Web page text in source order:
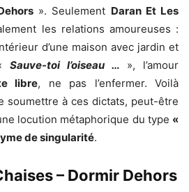
». Seulement Daran Et Les
les relations amoureuses :
d’une maison avec jardin et
Sauve-toi l’oiseau … », l’amour
libre, ne pas l’enfermer. Voilà
soumettre à ces dictats, peut-être
locution métaphorique du type «
de singularité.
– Dormir Dehors